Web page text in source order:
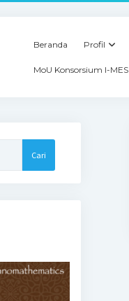
Beranda Profil
MoU Konsorsium I-MES